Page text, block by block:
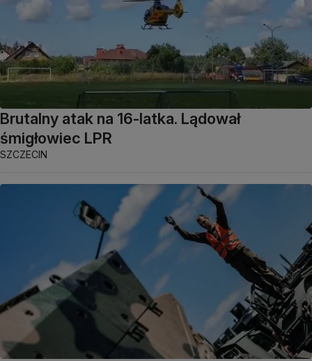
Brutalny atak na 16-latka. Lądował
śmigłowiec LPR
SZCZECIN